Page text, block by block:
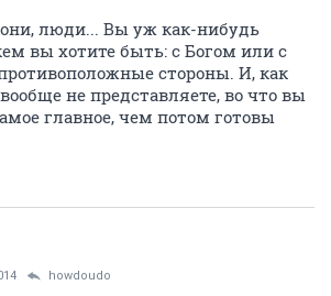
люди... Вы уж как-нибудь
вы хотите быть: с Богом или с
стороны. И, как
не представляете, во что вы
главное, чем потом готовы
howdoudo